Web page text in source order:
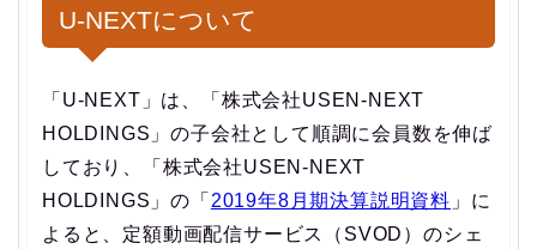
U-NEXTについて
「U-NEXT」は、「株式会社USEN-NEXT
HOLDINGS」の子会社として順調に会員数を伸ば
しており、「株式会社USEN-NEXT
HOLDINGS」の「 2019年8月期決算説明資料 」に
よると、定額動画配信サービス（SVOD）のシェ